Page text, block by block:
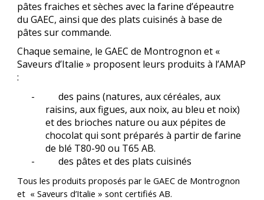
pâtes fraiches et sèches avec la farine d’épeautre
du GAEC, ainsi que des plats cuisinés à base de
pâtes sur commande.
Chaque semaine, le GAEC de Montrognon et «
Saveurs d’Italie » proposent leurs produits à l’AMAP
:
- des pains (natures, aux céréales, aux
raisins, aux figues, aux noix, au bleu et noix)
et des brioches nature ou aux pépites de
chocolat qui sont préparés à partir de farine
de blé T80-90 ou T65 AB.
- des pâtes et des plats cuisinés
Tous les produits proposés par le GAEC de Montrognon
et « Saveurs d’Italie » sont certifiés AB.